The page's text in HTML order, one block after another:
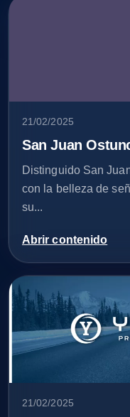
21/02/2025
San Juan
Distinguido San
con la belleza de
su...
Abrir contenido
21/02/2025